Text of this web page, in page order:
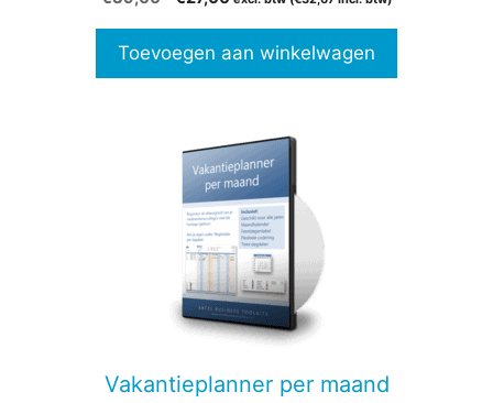
van 5
€39,00.€27,00.
Toevoegen aan winkelwagen
Vakantieplanner per maand